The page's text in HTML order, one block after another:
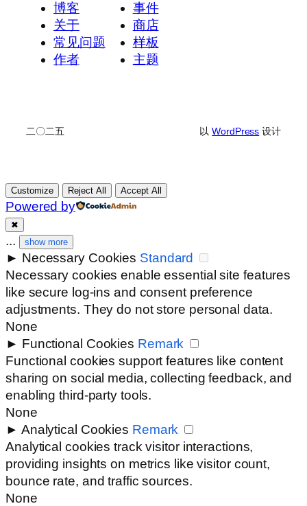
博客
关于
常见问题
作者
事件
商店
样板
主题
二〇二五 以WordPress 设计
Customize Reject All Accept All
Powered by
✖
... show more
► Necessary Cookies Standard
Necessary cookies enable essential site features
like secure log-ins and consent preference
adjustments. They do not store personal data.
None
► Functional Cookies Remark
Functional cookies support features like content
sharing on social media, collecting feedback, and
enabling third-party tools.
None
► Analytical Cookies Remark
Analytical cookies track visitor interactions,
providing insights on metrics like visitor count,
bounce rate, and traffic sources.
None